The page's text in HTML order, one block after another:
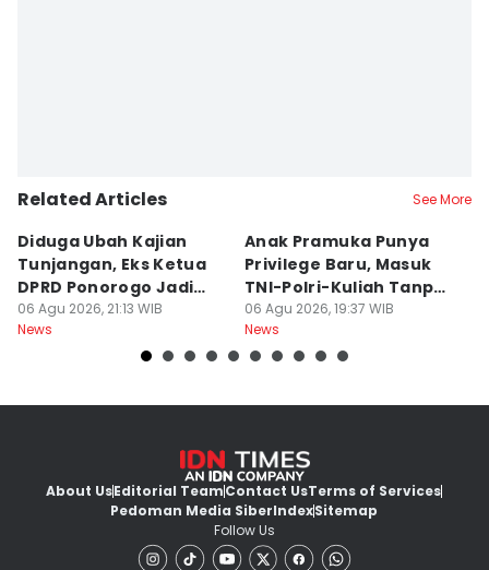
Related Articles See More
Diduga Ubah Kajian
Tunjangan, Eks Ketua
DPRD Ponorogo Jadi
Tersangka
06 Agu 2026, 21:13 WIB
News
Anak Pramuka Punya
Privilege Baru, Masuk
TNI-Polri-Kuliah Tanpa
Tes
06 Agu 2026, 19:37 WIB
News
About UsEditorial TeamContact UsTerms of Services
Pedoman Media SiberIndexSitemap
Follow Us